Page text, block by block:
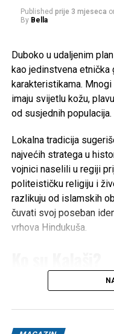
POVEZANE TEME: ADI
SAVA CENTAR
UP NEXT
Da li je veća smrtnost
protiv korone?
DON'T MISS
NASA objavila
čovječanstva: Put do
Published prije 3 mjeseca
By Bella
Duboko u udaljenim
kao jedinstvena
karakteristikama.
imaju svijetlu kožu,
od susjednih populacija.
Lokalna tradicija
najvećih stratega u
vojnici naselili u regiji
politeističku religiju i
razlikuju od islamskih
čuvati svoj poseban
vrhova Hindukuša.
Kalaši su jedinstvena
pakistanskom okrugu
Bumburet, Rumbur i